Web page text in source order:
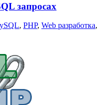
запросах
, PHP, Web разработка,